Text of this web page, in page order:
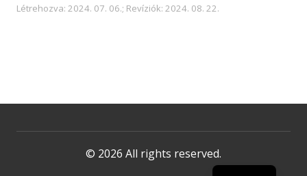
Létrehozva: 2024. 07. 06.; Revíziók: 2024. 08. 22.
© 2026 All rights reserved.